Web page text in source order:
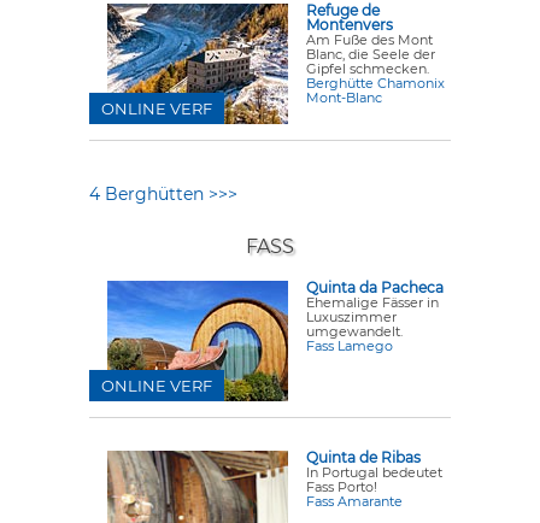
Refuge de
Montenvers
Am Fuße des Mont
Blanc, die Seele der
Gipfel schmecken.
Berghütte Chamonix
Mont-Blanc
ONLINE VERF
4 Berghütten >>>
FASS
Quinta da Pacheca
Ehemalige Fässer in
Luxuszimmer
umgewandelt.
Fass Lamego
ONLINE VERF
Quinta de Ribas
In Portugal bedeutet
Fass Porto!
Fass Amarante